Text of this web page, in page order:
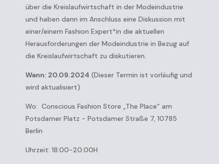
über die Kreislaufwirtschaft in der Modeindustrie
und haben dann im Anschluss eine Diskussion mit
einer/einem Fashion Expert*in die aktuellen
Herausforderungen der Modeindustrie in Bezug auf
die Kreislaufwirtschaft zu diskutieren.
Wann: 20.09.2024 (Dieser Termin ist vorläufig und
wird aktualisiert)
Wo: Conscious Fashion Store „The Place“ am
Potsdamer Platz - Potsdamer Straße 7, 10785
Berlin
Uhrzeit: 18:00-20:00H